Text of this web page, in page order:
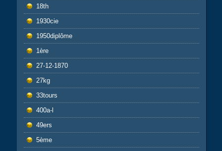
18th
1930cie
1950diplôme
1ère
27-12-1870
27kg
33tours
400a-l
49ers
5ème